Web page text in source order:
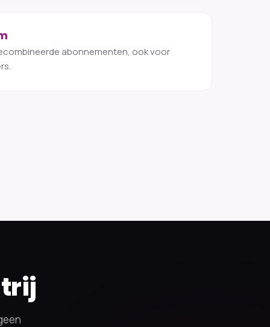
abonnementen, ook voor